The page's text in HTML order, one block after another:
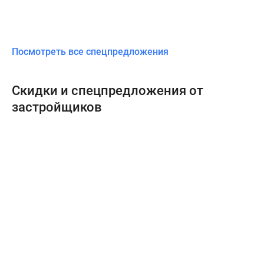
Посмотреть все спецпредложения
Скидки и спецпредложения от
застройщиков